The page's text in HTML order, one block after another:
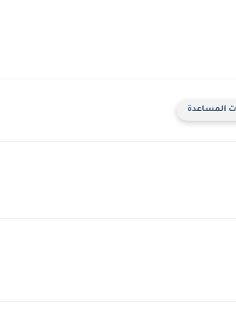
المساعدة